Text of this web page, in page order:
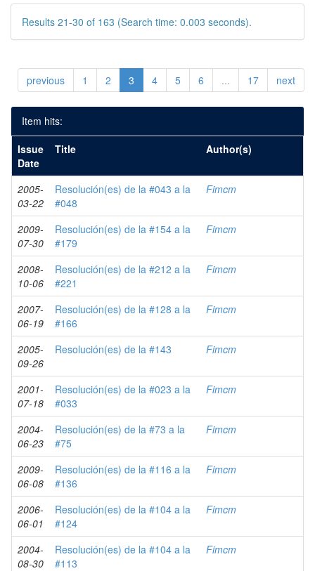
Results 21-30 of 163 (Search time: 0.003 seconds).
previous 1 2 3 4 5 6 ... 17 next
Item hits:
Issue
Date
Title Author(s)
2005-
03-22
Resolución(es) de la #043 a la
#048
Fimcm
2009-
07-30
Resolución(es) de la #154 a la
#179
Fimcm
2008-
10-06
Resolución(es) de la #212 a la
#221
Fimcm
2007-
06-19
Resolución(es) de la #128 a la
#166
Fimcm
2005-
09-26
Resolución(es) de la #143 Fimcm
2001-
07-18
Resolución(es) de la #023 a la
#033
Fimcm
2004-
06-23
Resolución(es) de la #73 a la
#75
Fimcm
2009-
06-08
Resolución(es) de la #116 a la
#136
Fimcm
2006-
06-01
Resolución(es) de la #104 a la
#124
Fimcm
2004-
08-30
Resolución(es) de la #104 a la
#113
Fimcm